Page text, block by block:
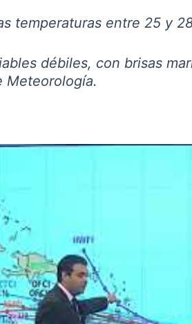
temperaturas entre 25 y
débiles, con brisas
Meteorología.